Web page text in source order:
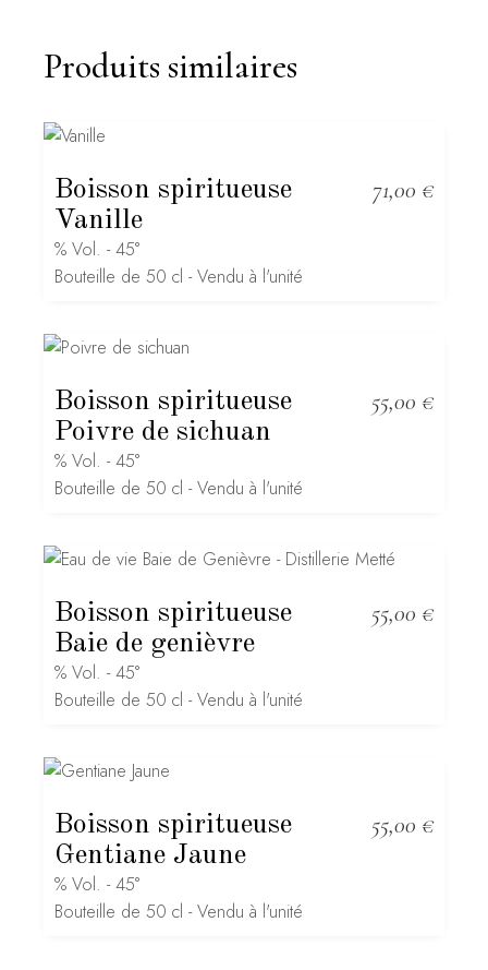
Produits similaires
Boisson spiritueuse
Vanille
71,00 €
% Vol. - 45°
Bouteille de 50 cl - Vendu à l'unité
Boisson spiritueuse
Poivre de sichuan
55,00 €
% Vol. - 45°
Bouteille de 50 cl - Vendu à l'unité
Boisson spiritueuse
Baie de genièvre
55,00 €
% Vol. - 45°
Bouteille de 50 cl - Vendu à l'unité
Boisson spiritueuse
Gentiane Jaune
55,00 €
% Vol. - 45°
Bouteille de 50 cl - Vendu à l'unité